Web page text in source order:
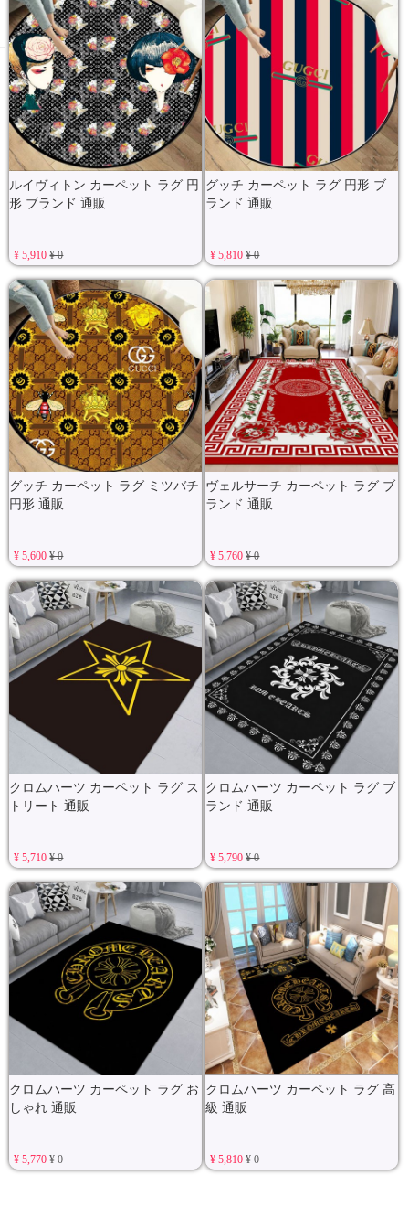
ルイヴィトン カーペット ラグ 円
形 ブランド 通販
¥ 5,910¥ 0
グッチ カーペット ラグ 円形 ブ
ランド 通販
¥ 5,810¥ 0
グッチ カーペット ラグ ミツバチ
円形 通販
¥ 5,600¥ 0
ヴェルサーチ カーペット ラグ ブ
ランド 通販
¥ 5,760¥ 0
クロムハーツ カーペット ラグ ス
トリート 通販
¥ 5,710¥ 0
クロムハーツ カーペット ラグ ブ
ランド 通販
¥ 5,790¥ 0
クロムハーツ カーペット ラグ お
しゃれ 通販
¥ 5,770¥ 0
クロムハーツ カーペット ラグ 高
級 通販
¥ 5,810¥ 0